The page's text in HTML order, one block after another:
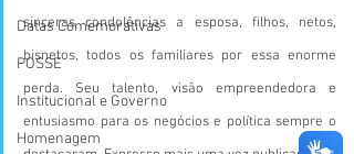
Datas Comemorativas
POSSE
Institucional e Governo
Homenagem
sinceras condolências a esposa, filhos, netos,
bisnetos, todos os familiares por essa enorme
perda. Seu talento, visão empreendedora e
entusiasmo para os negócios e política sempre o